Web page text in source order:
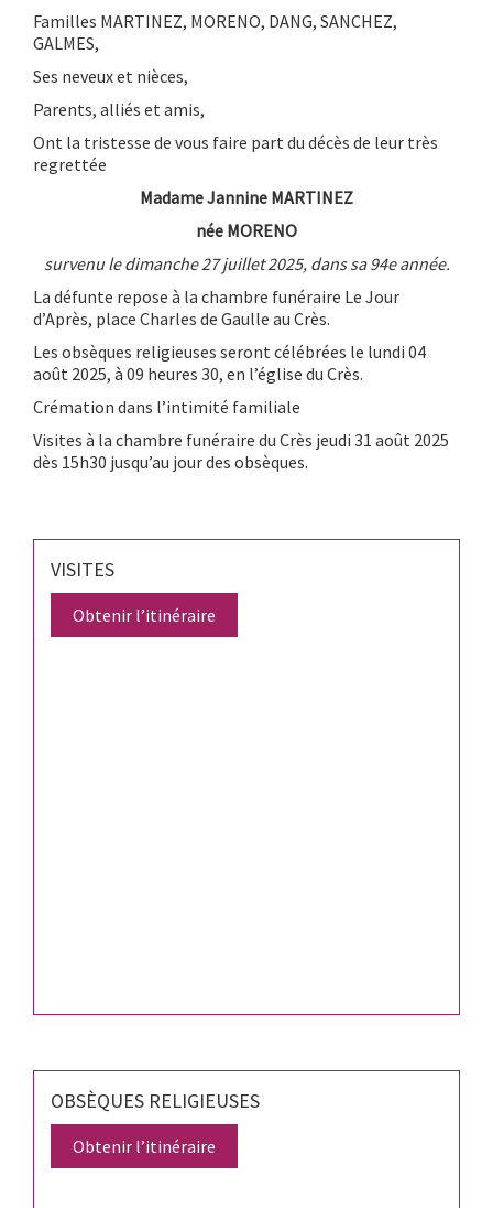
Familles MARTINEZ, MORENO, DANG, SANCHEZ,
GALMES,
Ses neveux et nièces,
Parents, alliés et amis,
Ont la tristesse de vous faire part du décès de leur très
regrettée
Madame Jannine MARTINEZ
née MORENO
survenu le dimanche 27 juillet 2025, dans sa 94e année.
La défunte repose à la chambre funéraire Le Jour
d’Après, place Charles de Gaulle au Crès.
Les obsèques religieuses seront célébrées le lundi 04
août 2025, à 09 heures 30, en l’église du Crès.
Crémation dans l’intimité familiale
Visites à la chambre funéraire du Crès jeudi 31 août 2025
dès 15h30 jusqu’au jour des obsèques.
VISITES
Obtenir l’itinéraire
OBSÈQUES RELIGIEUSES
Obtenir l’itinéraire